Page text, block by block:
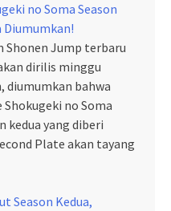
no Soma Season
Diumumkan!
Shonen Jump terbaru
dirilis minggu
diumumkan bahwa
Shokugeki no Soma
kedua yang diberi
Plate akan tayang
Season Kedua,